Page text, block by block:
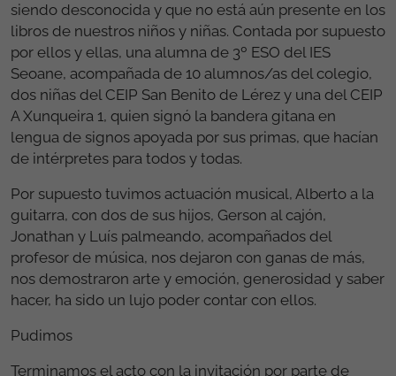
siendo desconocida y que no está aún presente en los
libros de nuestros niños y niñas. Contada por supuesto
por ellos y ellas, una alumna de 3º ESO del IES
Seoane, acompañada de 10 alumnos/as del colegio,
dos niñas del CEIP San Benito de Lérez y una del CEIP
A Xunqueira 1, quien signó la bandera gitana en
lengua de signos apoyada por sus primas, que hacían
de intérpretes para todos y todas.
Por supuesto tuvimos actuación musical, Alberto a la
guitarra, con dos de sus hijos, Gerson al cajón,
Jonathan y Luís palmeando, acompañados del
profesor de música, nos dejaron con ganas de más,
nos demostraron arte y emoción, generosidad y saber
hacer, ha sido un lujo poder contar con ellos.
Pudimos
Terminamos el acto con la invitación por parte de